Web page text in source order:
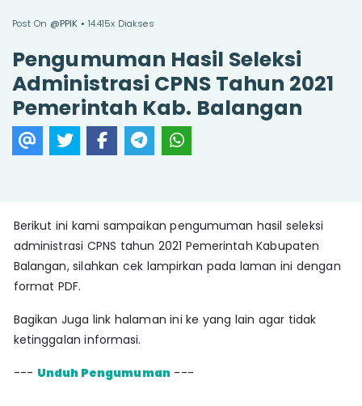
Post On @PPIK • 14.415x Diakses
Pengumuman Hasil Seleksi
Administrasi CPNS Tahun 2021
Pemerintah Kab. Balangan
Berikut ini kami sampaikan pengumuman hasil seleksi
administrasi CPNS tahun 2021 Pemerintah Kabupaten
Balangan, silahkan cek lampirkan pada laman ini dengan
format PDF.
Bagikan Juga link halaman ini ke yang lain agar tidak
ketinggalan informasi.
--- Unduh Pengumuman---